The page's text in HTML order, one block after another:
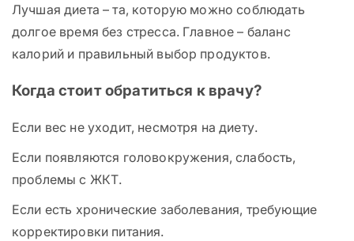
Лучшая диета – та, которую можно соблюдать
долгое время без стресса. Главное – баланс
калорий и правильный выбор продуктов.
Когда стоит обратиться к врачу?
Если вес не уходит, несмотря на диету.
Если появляются головокружения, слабость,
проблемы с ЖКТ.
Если есть хронические заболевания, требующие
корректировки питания.